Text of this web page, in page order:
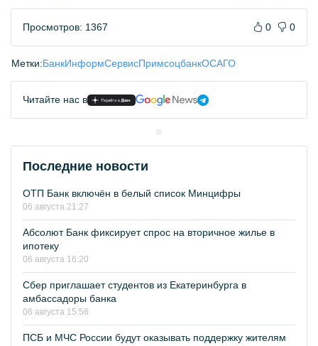
Просмотров: 1367 0 0
Метки:БанкИнформСервисПримсоцбанкОСАГО
Читайте нас в
Последние новости
ОТП Банк включён в белый список Минцифры
06 августа 21:27
Абсолют Банк фиксирует спрос на вторичное жилье в
ипотеку
06 августа 16:20
Сбер приглашает студентов из Екатеринбурга в
амбассадоры банка
06 августа 15:56
ПСБ и МЧС России будут оказывать поддержку жителям